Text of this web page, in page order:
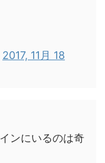
2017, 11月 18
ンにいるのは奇